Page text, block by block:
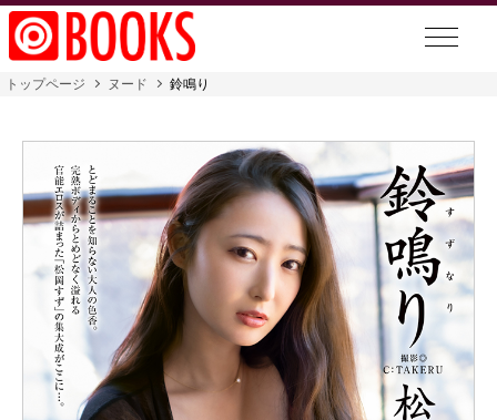
トップページ ヌード 鈴鳴り